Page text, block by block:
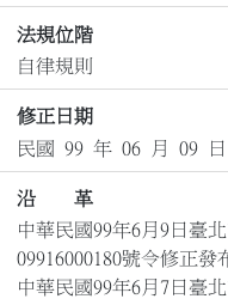
法規位階
自律規則
修正日期
民國 99 年 06 月 09 日
沿 革
中華民國99年6月9日臺
09916000180號令修正發
中華民國99年6月7日臺